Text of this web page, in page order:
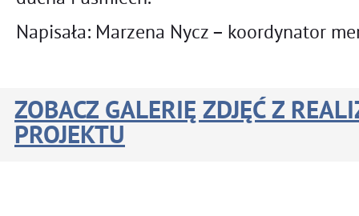
Napisała: Marzena Nycz – koordynator
ZOBACZ GALERIĘ ZDJĘĆ Z
PROJEKTU